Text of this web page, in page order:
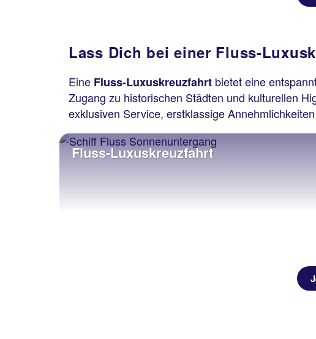
Lass Dich bei einer Fluss-
Eine Fluss-Luxuskreuzfahrt bietet eine
Zugang zu historischen Städten und kulturellen
exklusiven Service, erstklassige
Fluss-Luxuskreuzfahrt